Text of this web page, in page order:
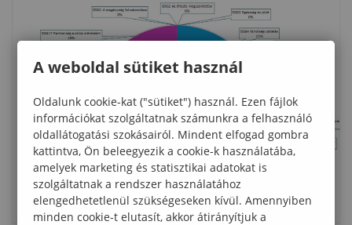
A weboldal sütiket használ
Oldalunk cookie-kat ("sütiket") használ. Ezen fájlok
információkat szolgáltatnak számunkra a felhasználó
oldallátogatási szokásairól. Mindent elfogad gombra
kattintva, Ön beleegyezik a cookie-k használatába,
amelyek marketing és statisztikai adatokat is
szolgáltatnak a rendszer használatához
elengedhetetlenül szükségeseken kívül. Amennyiben
minden cookie-t elutasít, akkor átirányítjuk a